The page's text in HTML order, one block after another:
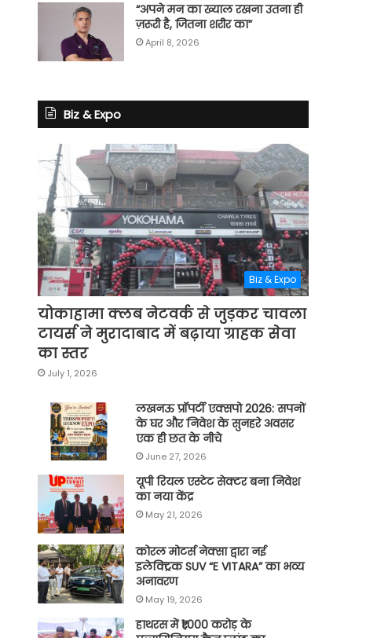
“अपने मन का ख्याल रखना उतना ही
ज़रूरी है, जितना शरीर का”
April 8, 2026
Biz & Expo
Biz & Expo
योकाहामा क्लब नेटवर्क से जुड़कर चावला
टायर्स ने मुरादाबाद में बढ़ाया ग्राहक सेवा
का स्तर
July 1, 2026
लखनऊ प्रॉपर्टी एक्सपो 2026: सपनों
के घर और निवेश के सुनहरे अवसर
एक ही छत के नीचे
June 27, 2026
यूपी रियल एस्टेट सेक्टर बना निवेश
का नया केंद्र
May 21, 2026
कोरल मोटर्स नेक्सा द्वारा नई
इलेक्ट्रिक SUV “E VITARA” का भव्य
अनावरण
May 19, 2026
हाथरस में ₹1,000 करोड़ के